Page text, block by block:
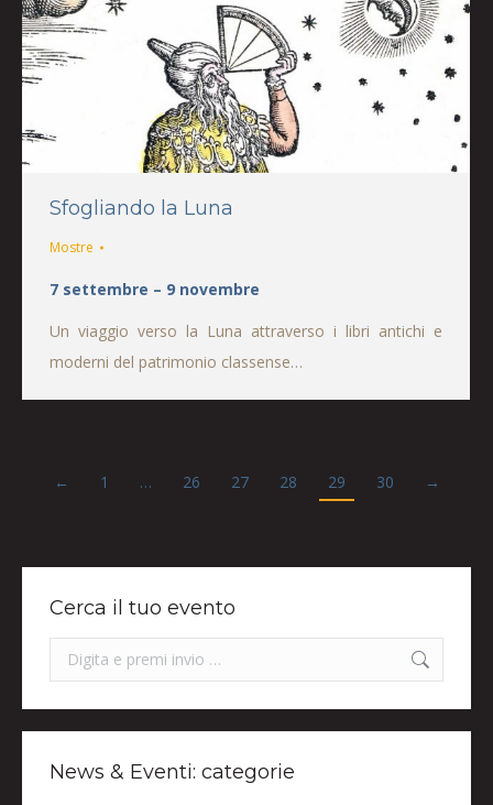
Sfogliando la Luna
Mostre
7 settembre – 9 novembre
Un viaggio verso la Luna attraverso i libri antichi e
moderni del patrimonio classense…
← 1 … 26 27 28 29 30 →
Cerca il tuo evento
Search:
News & Eventi: categorie